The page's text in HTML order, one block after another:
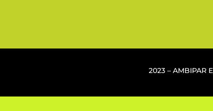
2023 – AMBIPAR